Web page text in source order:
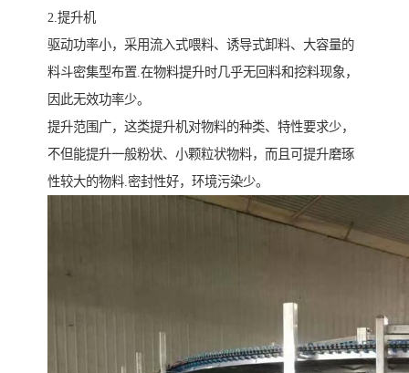
2.提升机
驱动功率小，采用流入式喂料、诱导式卸料、大容量的
料斗密集型布置.在物料提升时几乎无回料和挖料现象，
因此无效功率少。
提升范围广，这类提升机对物料的种类、特性要求少，
不但能提升一般粉状、小颗粒状物料，而且可提升磨琢
性较大的物料.密封性好，环境污染少。